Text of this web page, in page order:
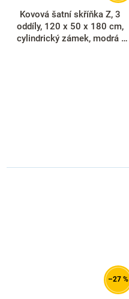
Kovová šatní skříňka Z, 3
oddíly, 120 x 50 x 180 cm,
cylindrický zámek, modrá -
–27 %